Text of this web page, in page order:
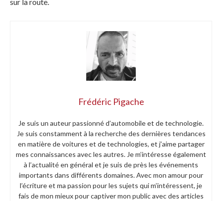
Frédéric Pigache
Je suis un auteur passionné d’automobile et de technologie.
Je suis constamment à la recherche des dernières tendances
en matière de voitures et de technologies, et j’aime partager
mes connaissances avec les autres. Je m’intéresse également
à l’actualité en général et je suis de près les événements
importants dans différents domaines. Avec mon amour pour
l’écriture et ma passion pour les sujets qui m’intéressent, je
fais de mon mieux pour captiver mon public avec des articles